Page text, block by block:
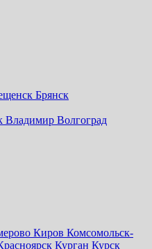
Брянск
Владимир Волгоград
Киров Комсомольск-
Курган Курск